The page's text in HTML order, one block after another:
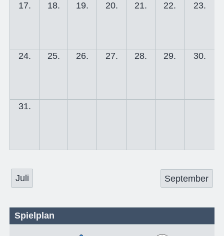
17. 18. 19. 20. 21. 22. 23.
24. 25. 26. 27. 28. 29. 30.
31.
Juli September
Spielplan